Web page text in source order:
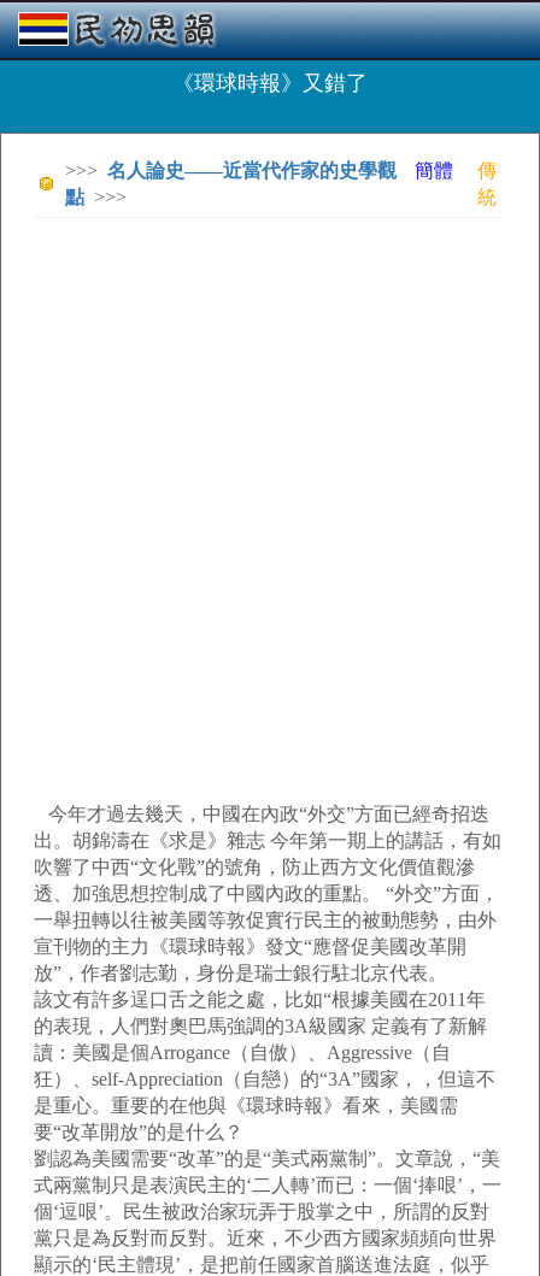
《環球時報》又錯了
>>> 名人論史——近當代作家的史學觀
點 >>>
簡體
傳
統
今年才過去幾天，中國在內政“外交”方面已經奇招迭
出。胡錦濤在《求是》雜志 今年第一期上的講話，有如
吹響了中西“文化戰”的號角，防止西方文化價值觀滲
透、加強思想控制成了中國內政的重點。 “外交”方面，
一舉扭轉以往被美國等敦促實行民主的被動態勢，由外
宣刊物的主力《環球時報》發文“應督促美國改革開
放”，作者劉志勤，身份是瑞士銀行駐北京代表。
該文有許多逞口舌之能之處，比如“根據美國在2011年
的表現，人們對奧巴馬強調的3A級國家 定義有了新解
讀：美國是個Arrogance（自傲）、Aggressive（自
狂）、self-Appreciation（自戀）的“3A”國家，，但這不
是重心。重要的在他與《環球時報》看來，美國需
要“改革開放”的是什么？
劉認為美國需要“改革”的是“美式兩黨制”。文章說，“美
式兩黨制只是表演民主的‘二人轉’而已：一個‘捧哏’，一
個‘逗哏’。民生被政治家玩弄于股掌之中，所謂的反對
黨只是為反對而反對。近來，不少西方國家頻頻向世界
顯示的‘民主體現’，是把前任國家首腦送進法庭，似乎